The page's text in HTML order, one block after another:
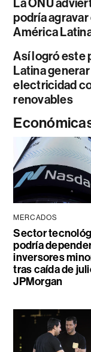
La ONU
podría
América
Así logró este
Latina
electricidad
renovables
MERCADOS
Sector
podría
inversores
tras caída de
JPMorgan